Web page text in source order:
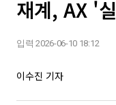
재계, AX '
입력 2026-06-10 18:12
이수진 기자